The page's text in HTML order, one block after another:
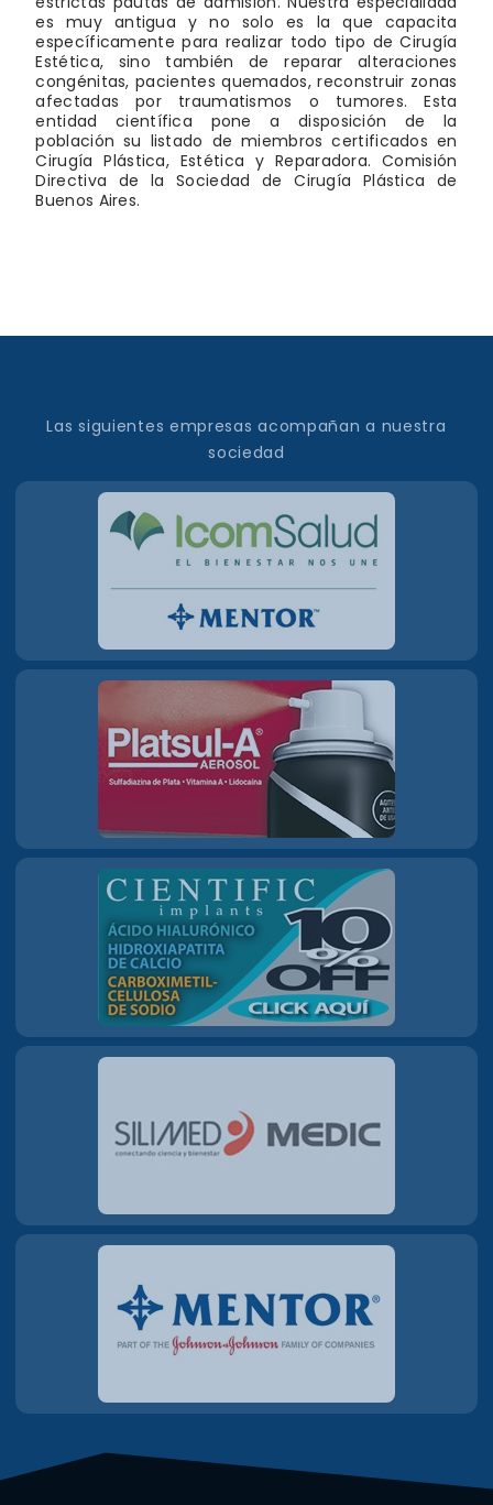
es muy antigua y no solo es la que capacita
específicamente para realizar todo tipo de Cirugía
Estética, sino también de reparar alteraciones
congénitas, pacientes quemados, reconstruir zonas
afectadas por traumatismos o tumores. Esta
entidad científica pone a disposición de la
población su listado de miembros certificados en
Cirugía Plástica, Estética y Reparadora. Comisión
Directiva de la Sociedad de Cirugía Plástica de
Buenos Aires.
Las siguientes empresas acompañan a nuestra
sociedad